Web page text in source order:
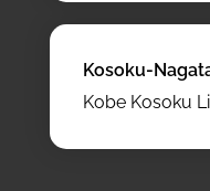
Kosoku-
Kobe Kosoku